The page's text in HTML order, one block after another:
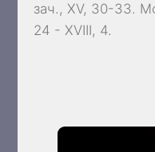
зач., XV, 30-33.
24 - XVIII, 4.